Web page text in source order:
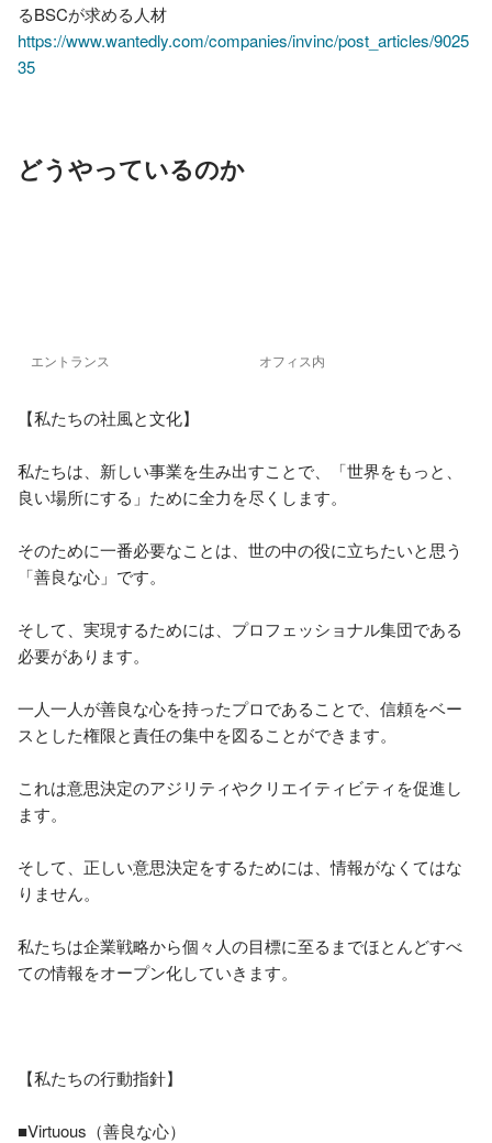
https://www.wantedly.com/companies/invinc/post_articles/9025
35
どうやっているのか
エントランス オフィス内
【私たちの社風と文化】
私たちは、新しい事業を生み出すことで、「世界をもっと、
良い場所にする」ために全力を尽くします。
そのために一番必要なことは、世の中の役に立ちたいと思う
「善良な心」です。
そして、実現するためには、プロフェッショナル集団である
必要があります。
一人一人が善良な心を持ったプロであることで、信頼をベー
スとした権限と責任の集中を図ることができます。
これは意思決定のアジリティやクリエイティビティを促進し
ます。
そして、正しい意思決定をするためには、情報がなくてはな
りません。
私たちは企業戦略から個々人の目標に至るまでほとんどすべ
ての情報をオープン化していきます。
【私たちの行動指針】
■Virtuous（善良な心）